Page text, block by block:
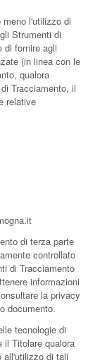
l'utilizzo di
Strumenti di
di fornire agli
(in linea con le
qualora
Tracciamento, il
relative
di terza parte
controllato
di Tracciamento
informazioni
la privacy
documento.
tecnologie di
Titolare qualora
all'utilizzo di tali